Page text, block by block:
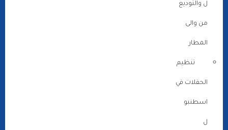
ل والتوديع
من والى
المطار
تنظيم
الحفلات في
اسطنبو
ل